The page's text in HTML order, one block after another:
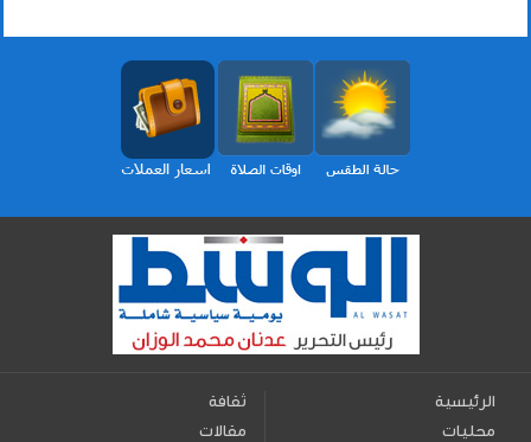
الرئيسية
محليات
ثقافة
مقالات